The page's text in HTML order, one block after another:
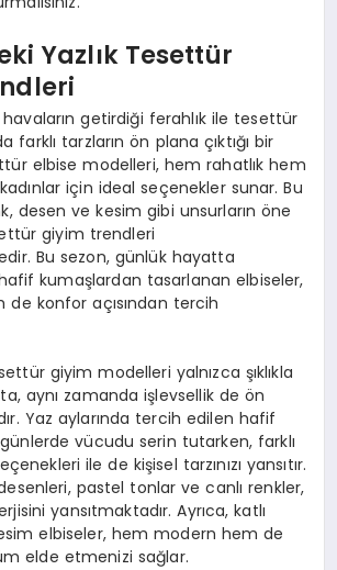
Yazlık Tesettür
havaların getirdiği ferahlık ile tesettür
farklı tarzların ön plana çıktığı bir
elbise modelleri, hem rahatlık hem
için ideal seçenekler sunar. Bu
desen ve kesim gibi unsurların öne
giyim trendleri
Bu sezon, günlük hayatta
kumaşlardan tasarlanan elbiseler,
konfor açısından tercih
giyim modelleri yalnızca şıklıkla
aynı zamanda işlevsellik de ön
Yaz aylarında tercih edilen hafif
vücudu serin tutarken, farklı
ile de kişisel tarzınızı yansıtır.
pastel tonlar ve canlı renkler,
yansıtmaktadır. Ayrıca, katlı
elbiseler, hem modern hem de
elde etmenizi sağlar.